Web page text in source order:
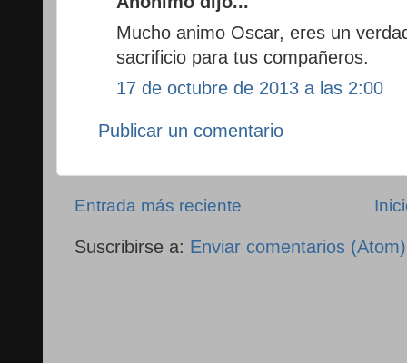
Mucho animo Oscar, eres un
sacrificio para tus compañeros.
17 de octubre de 2013 a las 2:00
Publicar un comentario
Entrada más reciente
Suscribirse a: Enviar comentarios (Atom)